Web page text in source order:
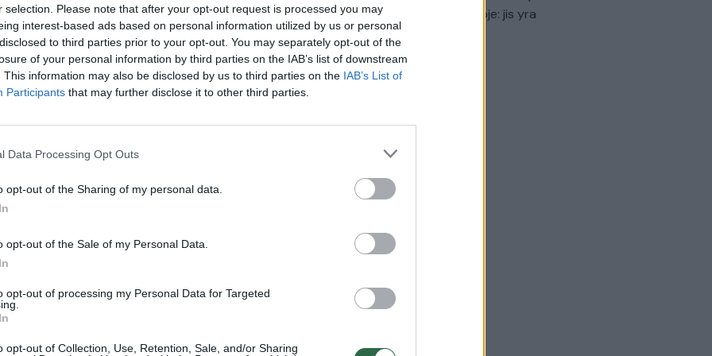
selection. Please note that after your opt-out request is processed you may
interest-based ads based on personal information utilized by us or personal
to third parties prior to your opt-out. You may separately opt-out of the
of your personal information by third parties on the IAB’s list of downstream
This information may also be disclosed by us to third parties on the IAB’s List of
Participants that may further disclose it to other third parties.
Data Processing Opt Outs
opt-out of the Sharing of my personal data.
opt-out of the Sale of my Personal Data.
opt-out of processing my Personal Data for Targeted
opt-out of Collection, Use, Retention, Sale, and/or Sharing
Visi įrašai
–
kasdienybė – priekabiavimas, patyčios ir
Aukštaitijos pučiamųjų orkestras
Žinios Lietuvos diena
įsitvirtinti Ukrainos politikoje: jis yra
neteisus
Laidos | Nauja diena